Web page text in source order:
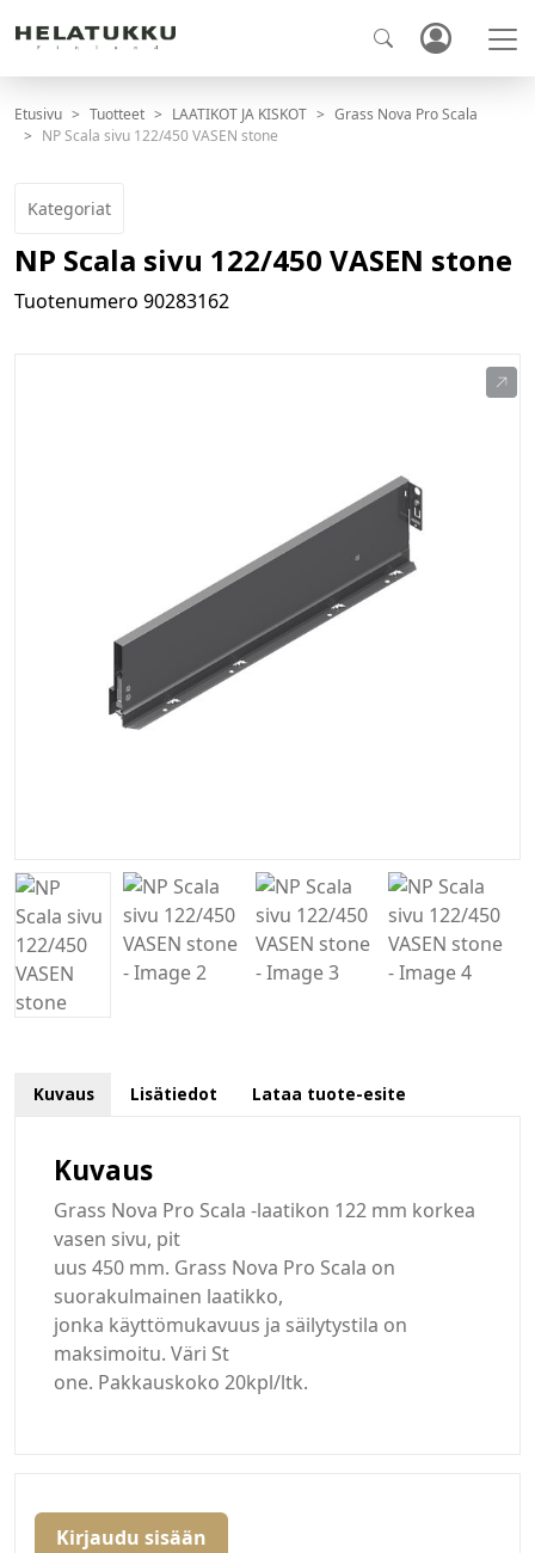
Etusivu Tuotteet LAATIKOT JA KISKOT
Grass Nova Pro Scala
NP Scala sivu 122/450 VASEN stone
Kategoriat
NP Scala sivu 122/450 VASEN stone
Tuotenumero 90283162
Kuvaus Lisätiedot Lataa tuote-esite
Kuvaus
Grass Nova Pro Scala -laatikon 122 mm korkea
vasen sivu, pit
uus 450 mm. Grass Nova Pro Scala on
suorakulmainen laatikko,
jonka käyttömukavuus ja säilytystila on
maksimoitu. Väri St
one. Pakkauskoko 20kpl/ltk.
Kirjaudu sisään